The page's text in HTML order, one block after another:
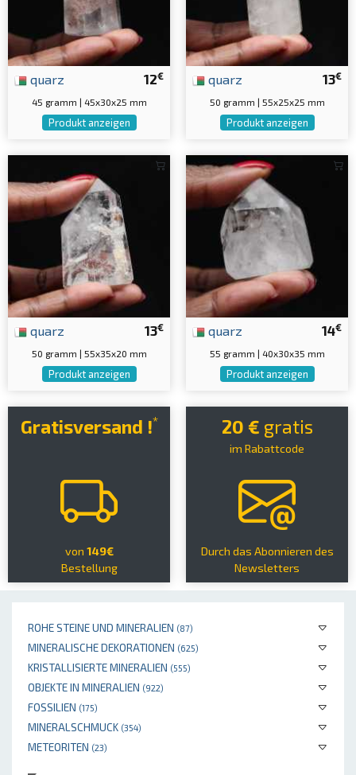
ROHE STEINE UND MINERALIEN (87)
MINERALISCHE DEKORATIONEN (625)
KRISTALLISIERTE MINERALIEN (555)
OBJEKTE IN MINERALIEN (922)
FOSSILIEN (175)
MINERALSCHMUCK (354)
METEORITEN (23)
12€
quarz
45 gramm | 45x30x25 mm
Produkt anzeigen
13€
quarz
50 gramm | 55x25x25 mm
Produkt anzeigen
13€
quarz
50 gramm | 55x35x20 mm
Produkt anzeigen
14€
quarz
55 gramm | 40x30x35 mm
Produkt anzeigen
Gratisversand !*
von 149€
Bestellung
20 € gratis
im Rabattcode
Durch das Abonnieren des
Newsletters